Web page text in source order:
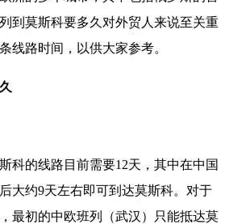
到莫斯科要多久对外贸人来说至关重
线路时间，以供大家参考。
科的线路目前需要12天，其中在中国
大约9天左右即可到达莫斯科。对于
最初的中欧班列（武汉）只能抵达莫